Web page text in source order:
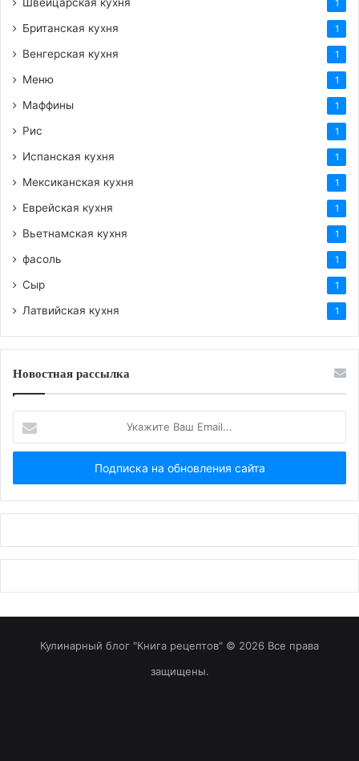
1
Британская кухня 1
Венгерская кухня 1
Меню 1
Маффины 1
Рис 1
Испанская кухня 1
Мексиканская кухня 1
Еврейская кухня 1
Вьетнамская кухня 1
фасоль 1
Сыр 1
Латвийская кухня 1
Новостная рассылка
Ваш
Email...
Кулинарный блог "Книга рецептов" © 2026 Все права
защищены.